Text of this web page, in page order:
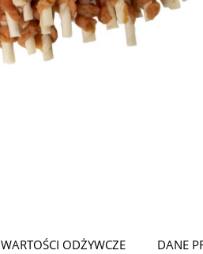
WARTOŚCI ODŻYWCZE DANE